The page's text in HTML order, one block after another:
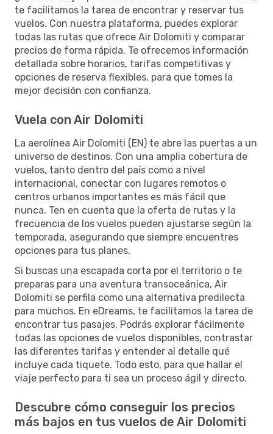
te facilitamos la tarea de encontrar y reservar tus
vuelos. Con nuestra plataforma, puedes explorar
todas las rutas que ofrece Air Dolomiti y comparar
precios de forma rápida. Te ofrecemos información
detallada sobre horarios, tarifas competitivas y
opciones de reserva flexibles, para que tomes la
mejor decisión con confianza.
Vuela con Air Dolomiti
La aerolínea Air Dolomiti (EN) te abre las puertas a un
universo de destinos. Con una amplia cobertura de
vuelos, tanto dentro del país como a nivel
internacional, conectar con lugares remotos o
centros urbanos importantes es más fácil que
nunca. Ten en cuenta que la oferta de rutas y la
frecuencia de los vuelos pueden ajustarse según la
temporada, asegurando que siempre encuentres
opciones para tus planes.
Si buscas una escapada corta por el territorio o te
preparas para una aventura transoceánica, Air
Dolomiti se perfila como una alternativa predilecta
para muchos. En eDreams, te facilitamos la tarea de
encontrar tus pasajes. Podrás explorar fácilmente
todas las opciones de vuelos disponibles, contrastar
las diferentes tarifas y entender al detalle qué
incluye cada tiquete. Todo esto, para que hallar el
viaje perfecto para ti sea un proceso ágil y directo.
Descubre cómo conseguir los precios
más bajos en tus vuelos de Air Dolomiti